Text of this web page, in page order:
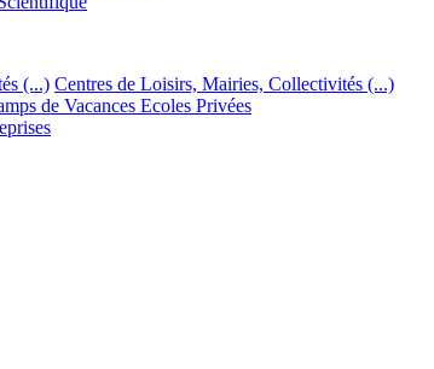
(...) Centres de Loisirs, Mairies, Collectivités (...)
de Vacances Ecoles Privées